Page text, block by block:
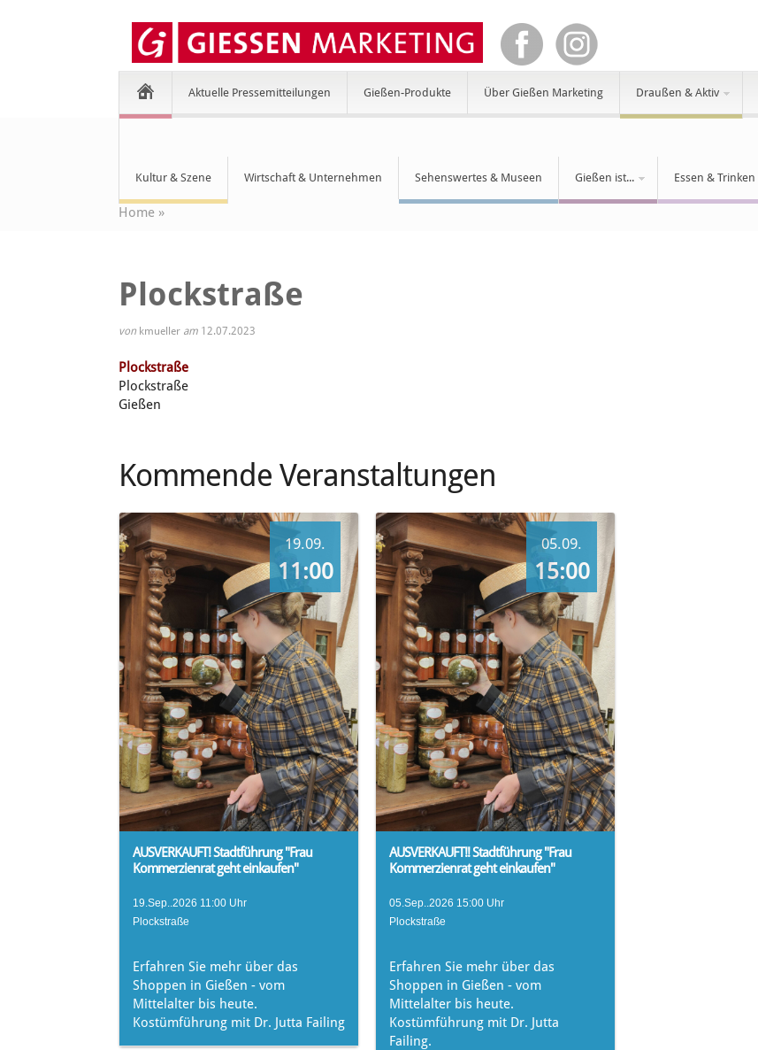
Aktuelle Pressemitteilungen Gießen-Produkte Über Gießen Marketing Draußen & Aktiv
Kultur & Szene Wirtschaft & Unternehmen Sehenswertes & Museen Gießen ist... Essen & Trinken
Home »
Plockstraße
von kmueller am 12.07.2023
Plockstraße
Plockstraße
Gießen
Kommende Veranstaltungen
19.09.
11:00
AUSVERKAUFT! Stadtführung "Frau
Kommerzienrat geht einkaufen"
19.Sep..2026 11:00 Uhr
Plockstraße
Erfahren Sie mehr über das
Shoppen in Gießen - vom
Mittelalter bis heute.
Kostümführung mit Dr. Jutta Failing
05.09.
15:00
AUSVERKAUFT!! Stadtführung "Frau
Kommerzienrat geht einkaufen"
05.Sep..2026 15:00 Uhr
Plockstraße
Erfahren Sie mehr über das
Shoppen in Gießen - vom
Mittelalter bis heute.
Kostümführung mit Dr. Jutta
Failing.